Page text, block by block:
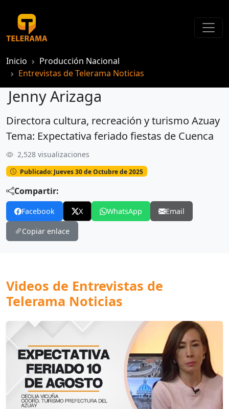
Inicio
Producción Nacional
Entrevistas de Telerama Noticias
Jenny Arizaga
Jenny Arizaga
Directora cultura, recreación y turismo Azuay
Tema: Expectativa feriado fiestas de Cuenca
2,528 visualizaciones
Publicado: Jueves 30 de Octubre de 2025
Compartir:
Facebook X WhatsApp Email
Copiar enlace
Videos de Entrevistas de
Telerama Noticias